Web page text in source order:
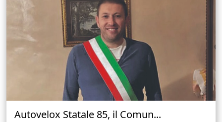
Autovelox Statale 85, il Comun...